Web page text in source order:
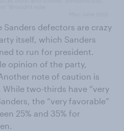
Sanders defectors are crazy
itself, which Sanders
to run for president.
opinion of the party,
note of caution is
two-thirds have “very
the “very favorable”
25% and 35% for